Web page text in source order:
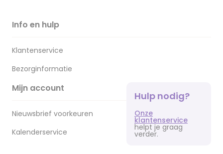
Info en hulp
Klantenservice
Bezorginformatie
Mijn account
Nieuwsbrief voorkeuren
Kalenderservice
Hulp nodig?
Onze
klantenservice
helpt je graag
verder.